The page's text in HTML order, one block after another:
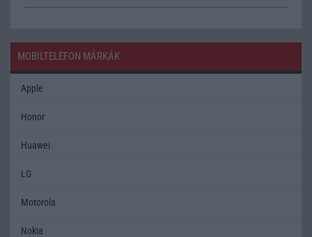
MOBILTELEFON MÁRKÁK
Apple
Honor
Huawei
LG
Motorola
Nokia